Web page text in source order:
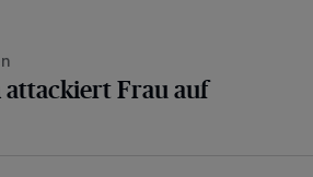
attackiert Frau auf